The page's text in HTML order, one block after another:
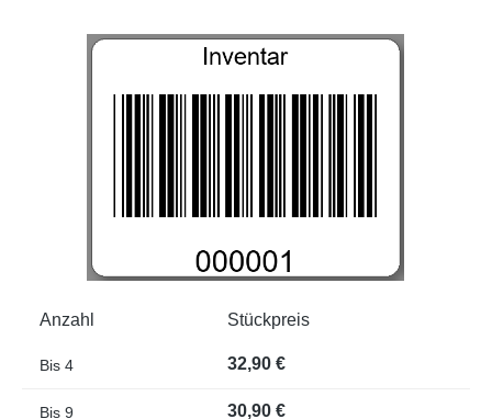
Bildergalerie überspringen
Anzahl Stückpreis
Bis 4 32,90 €
Bis 9 30,90 €